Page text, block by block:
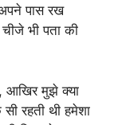
पास रख
भी पता की
आखिर मुझे क्या
रहती थी हमेशा